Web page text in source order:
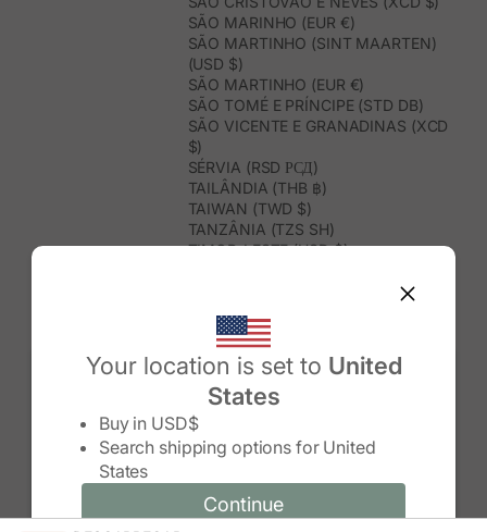
Your location is set to United
States
Buy in USD$
Search shipping options for United
States
Continue
Change country/region
Continue
SÃO MARINHO (EUR €)
SÃO MARTINHO (SINT MAARTEN)
(USD $)
SÃO MARTINHO (EUR €)
SÃO TOMÉ E PRÍNCIPE (STD DB)
SÃO VICENTE E GRANADINAS (XCD
$)
SÉRVIA (RSD РСД)
TAILÂNDIA (THB ฿)
TAIWAN (TWD $)
TANZÂNIA (TZS SH)
TIMOR-LESTE (USD $)
TRINDADE E TOBAGO (TTD $)
TUNÍSIA (USD $)
TURQUEMENISTÃO (USD $)
TURQUIA (TRY ₺)
TUVALU (AUD $)
UGANDA (UGX USH)
URUGUAI (UYU $U)
USBEQUISTÃO (UZS SO'M)
VENEZUELA (USD $)
VIETNAME (VND ₫)